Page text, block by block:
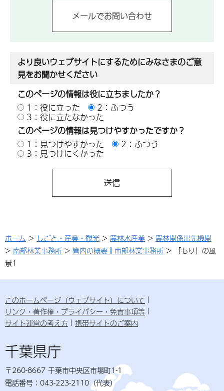
より良いウェブサイトにするためにみなさまのご意
見をお聞かせください
このページの情報は役に立ちましたか？
1：役に立った
2：ふつう
3：役に立たなかった
このページの情報は見つけやすかったですか？
1：見つけやすかった
2：ふつう
3：見つけにくかった
ホーム > しごと・産業・観光 > 農林水産業 > 農林関係出先機関
> 南部林業事務所 > 管内の概要┃南部林業事務所 > 「もり」の風
景1
このホームページ（ウェブサイト）について
リンク・著作権・プライバシー・免責事項等
サイト運営の考え方
携帯サイトのご案内
千葉県庁
〒260-8667 千葉市中央区市場町1-1
電話番号：043-223-2110（代表）